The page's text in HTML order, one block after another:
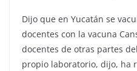
Dijo que en Yucatán se
docentes con la vacuna
docentes de otras partes
propio laboratorio, dijo, ha